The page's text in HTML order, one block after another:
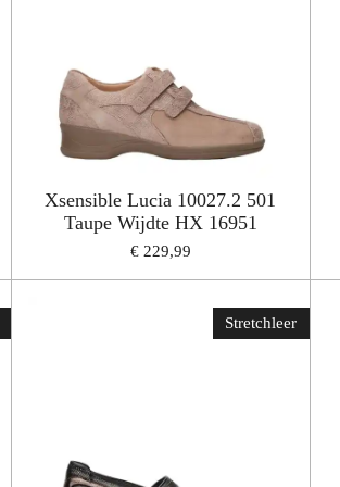
Xsensible Lucia 10027.2 501
Taupe Wijdte HX 16951
€ 229,99
Stretchleer